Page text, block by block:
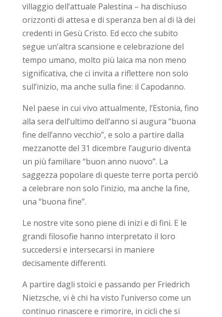
villaggio dell’attuale Palestina – ha dischiuso
orizzonti di attesa e di speranza ben al di là dei
credenti in Gesù Cristo. Ed ecco che subito
segue un’altra scansione e celebrazione del
tempo umano, molto più laica ma non meno
significativa, che ci invita a riflettere non solo
sull’inizio, ma anche sulla fine: il Capodanno.
Nel paese in cui vivo attualmente, l’Estonia, fino
alla sera dell’ultimo dell’anno si augura “buona
fine dell’anno vecchio”, e solo a partire dalla
mezzanotte del 31 dicembre l’augurio diventa
un più familiare “buon anno nuovo”. La
saggezza popolare di queste terre porta perciò
a celebrare non solo l’inizio, ma anche la fine,
una “buona fine”.
Le nostre vite sono piene di inizi e di fini. E le
grandi filosofie hanno interpretato il loro
succedersi e intersecarsi in maniere
decisamente differenti.
A partire dagli stoici e passando per Friedrich
Nietzsche, vi è chi ha visto l’universo come un
continuo rinascere e rimorire, in cicli che si